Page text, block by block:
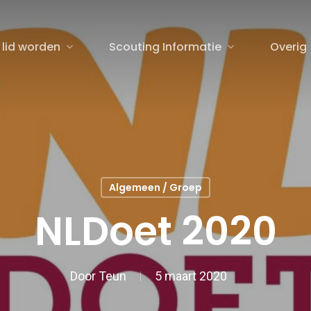
worden Scouting Informatie Overig
Algemeen / Groep
NLDoet 2020
DoorTeun 5 maart 2020